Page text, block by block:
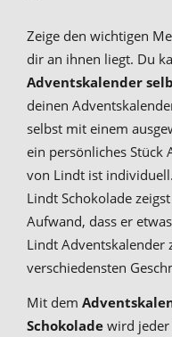
Zeige den wichtigen
dir an ihnen liegt. Du
Adventskalender
deinen
selbst mit einem
ein persönliches Stück
von Lindt ist
Lindt Schokolade
Aufwand, dass er
Lindt Adventskalender
verschiedensten
Mit dem
Schokolade wird jeder